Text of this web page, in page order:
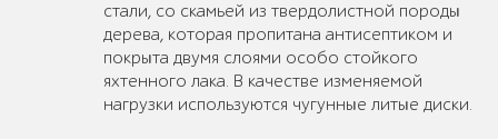
стали, со скамьей из твердолистной породы
дерева, которая пропитана антисептиком и
покрыта двумя слоями особо стойкого
яхтенного лака. В качестве изменяемой
нагрузки используются чугунные литые диски.